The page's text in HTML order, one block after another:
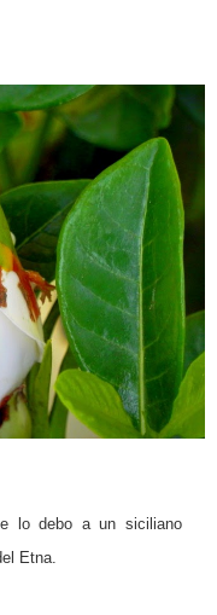
lo debo a un siciliano
Etna.